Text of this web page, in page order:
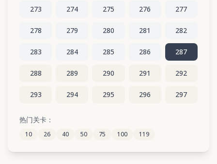
273 274 275 276 277
278 279 280 281 282
283 284 285 286 287
288 289 290 291 292
293 294 295 296 297
298
303 304 305 306
热门关卡：
10 26 40 50 75 100 119